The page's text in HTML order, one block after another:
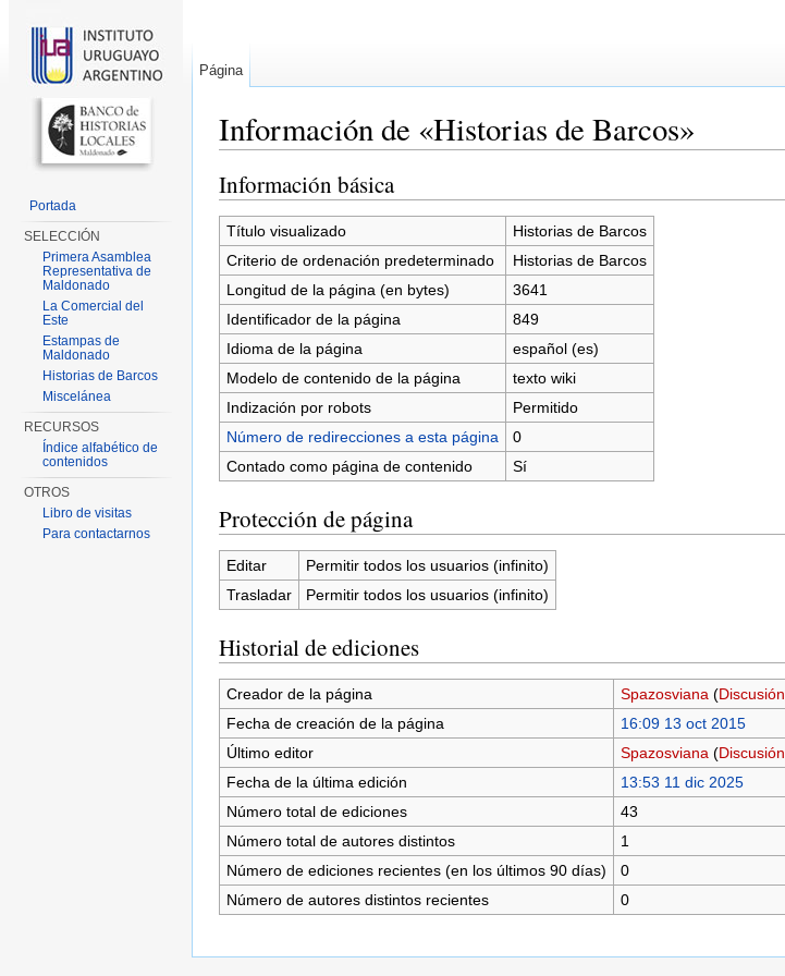
Información de «Historias de Barcos»
Información básica
Título visualizado
Historias de Barcos
Criterio de ordenación predeterminado
Historias de Barcos
Longitud de la página (en bytes)
3641
Identificador de la página
849
Idioma de la página
español (es)
Modelo de contenido de la página
texto wiki
Indización por robots
Permitido
Número de redirecciones a esta página
0
Contado como página de contenido
Sí
Protección de página
Editar
Permitir todos los usuarios (infinito)
Trasladar
Permitir todos los usuarios (infinito)
Historial de ediciones
Creador de la página Spazosviana (Discusión
Fecha de creación de la página
16:09 13 oct 2015
Último editor
Spazosviana (Discusión
Fecha de la última edición
13:53 11 dic 2025
Número total de ediciones
43
Número total de autores distintos
1
Número de ediciones recientes (en los últimos 90 días)
0
Número de autores distintos recientes
0
Página
Portada
SELECCIÓN
Primera Asamblea
Representativa de
Maldonado
La Comercial del
Este
Estampas de
Maldonado
Historias de Barcos
Miscelánea
RECURSOS
Índice alfabético de
contenidos
OTROS
Libro de visitas
Para contactarnos